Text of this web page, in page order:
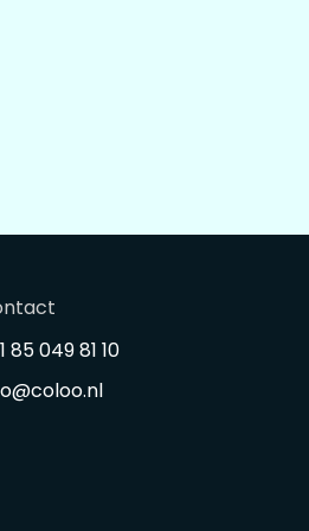
85 049 81 10